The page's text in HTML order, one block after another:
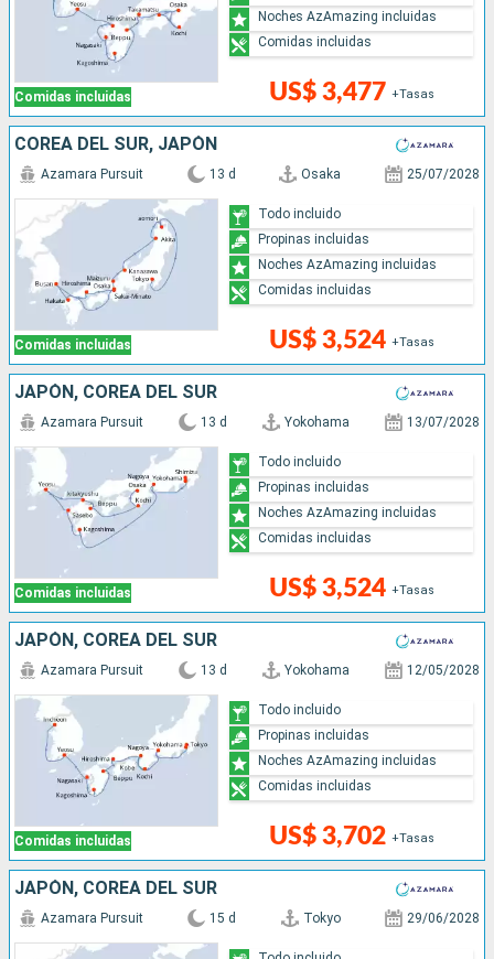
Comidas incluidas US$ 3,477 +Tasas
Noches AzAmazing incluidas
Comidas incluidas
COREA DEL SUR, JAPÓN
Comidas incluidas
Azamara Pursuit 13 d Osaka 25/07/2028
US$ 3,524 +Tasas
Todo incluido
Propinas incluidas
Noches AzAmazing incluidas
Comidas incluidas
JAPÓN, COREA DEL SUR
Comidas incluidas
Azamara Pursuit 13 d Yokohama 13/07/2028
US$ 3,524 +Tasas
Todo incluido
Propinas incluidas
Noches AzAmazing incluidas
Comidas incluidas
JAPÓN, COREA DEL SUR
Comidas incluidas
Azamara Pursuit 13 d Yokohama 12/05/2028
US$ 3,702 +Tasas
Todo incluido
Propinas incluidas
Noches AzAmazing incluidas
Comidas incluidas
JAPÓN, COREA DEL SUR
Azamara Pursuit 15 d Tokyo 29/06/2028